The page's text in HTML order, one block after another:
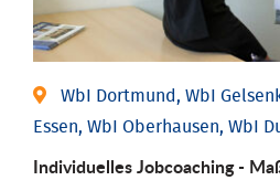
WbI Dortmund, WbI
Essen, WbI Oberhausen, WbI
Individu­elles Job­coaching -